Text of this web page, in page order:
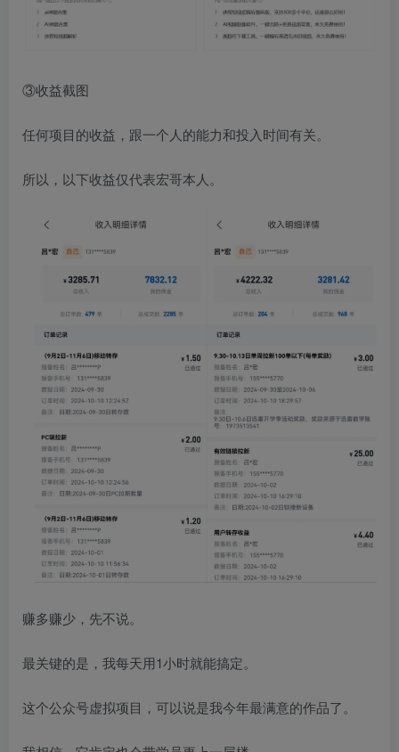
③收益截图
任何项目的收益，跟一个人的能力和投入时间有关。
所以，以下收益仅代表宏哥本人。
赚多赚少，先不说。
最关键的是，我每天用1小时就能搞定。
这个公众号虚拟项目，可以说是我今年最满意的作品了。